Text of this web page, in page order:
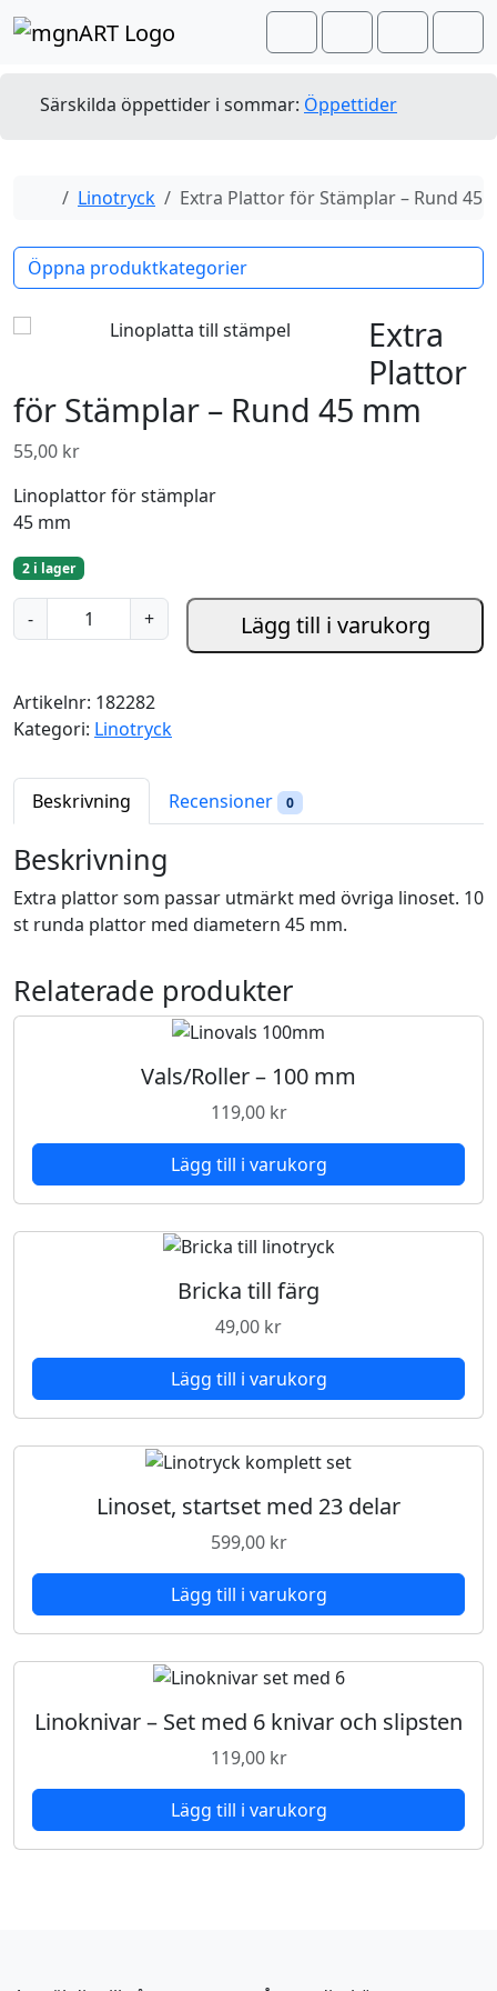
Skip to content
Skip to footer
SearchAccount
Cart
Särskilda öppettider i sommar: Öppettider
Home
Linotryck Extra Plattor för Stämplar – Rund 45
Öppna produktkategorier
Extra
Plattor
för Stämplar – Rund 45 mm
55,00 kr
Linoplattor för stämplar
45 mm
2 i lager
-
x
r
a
P
t
t
o
r
f
r
S
r
m
+ Lägg till i varukorg
Artikelnr: 182282
Kategori: Linotryck
Beskrivning Recensioner 0
Beskrivning
Extra plattor som passar utmärkt med övriga linoset. 10
st runda plattor med diametern 45 mm.
Relaterade produkter
Vals/Roller – 100 mm
119,00 kr
Lägg till i varukorg
Bricka till färg
49,00 kr
Lägg till i varukorg
Linoset, startset med 23 delar
599,00 kr
Lägg till i varukorg
Linoknivar – Set med 6 knivar och slipsten
119,00 kr
Lägg till i varukorg